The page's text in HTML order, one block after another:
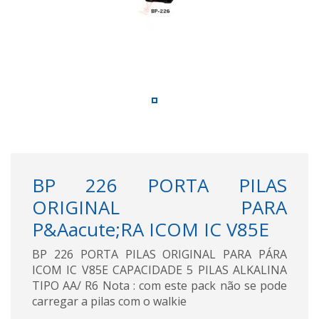
BP 226 PORTA PILAS
ORIGINAL PARA
P&Aacute;RA ICOM IC V85E
BP 226 PORTA PILAS ORIGINAL PARA PÁRA
ICOM IC V85E CAPACIDADE 5 PILAS ALKALINA
TIPO AA/ R6 Nota : com este pack não se pode
carregar a pilas com o walkie